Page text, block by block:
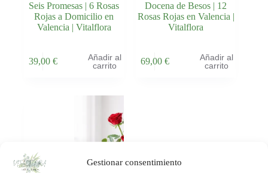
Gestionar consentimiento
Seis Promesas | 6 Rosas
Rojas a Domicilio en
Valencia | Vitalflora
39,00 €
Añadir al
carrito
Docena de Besos | 12
Rosas Rojas en Valencia |
Vitalflora
69,00 €
Añadir al
carrito